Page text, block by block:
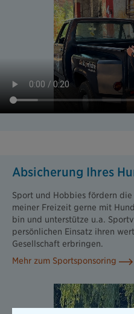
Absicherung Ihres
Sport und Hobbies fördern
meiner Freizeit gerne mit
bin und unterstütze u.a.
persönlichen Einsatz ihren
Gesellschaft erbringen.
Mehr zum Sportsponsoring